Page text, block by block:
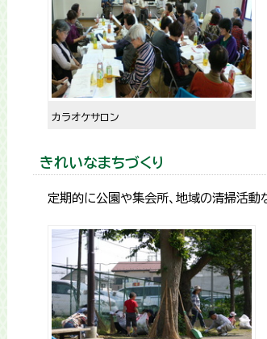
カラオケサロン
きれいなまちづくり
定期的に公園や集会所、地域の清掃活動